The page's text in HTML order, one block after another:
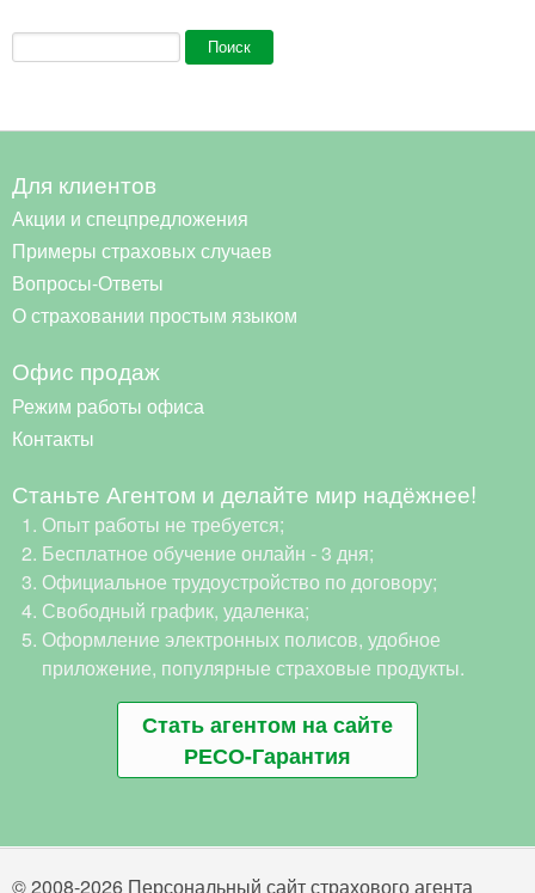
Форма поиска
Поиск
Для клиентов
Акции и спецпредложения
Примеры страховых случаев
Вопросы-Ответы
О страховании простым языком
Офис продаж
Режим работы офиса
Контакты
Станьте Агентом и делайте мир надёжнее!
Опыт работы не требуется;
Бесплатное обучение онлайн - 3 дня;
Официальное трудоустройство по договору;
Свободный график, удаленка;
Оформление электронных полисов, удобное
приложение, популярные страховые продукты.
Стать агентом на сайте
РЕСО-Гарантия
© 2008-2026 Персональный сайт страхового агента